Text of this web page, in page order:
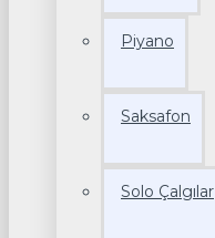
Piyano
Saksafon
Solo Çalgılar